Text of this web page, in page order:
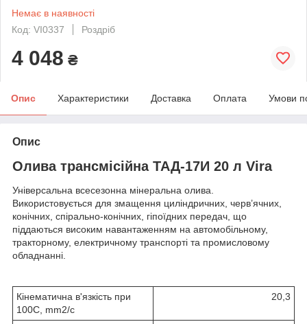
Немає в наявності
Код: VI0337
Роздріб
4 048 ₴
Опис Характеристики Доставка Оплата Умови
Опис
Олива трансмісійна ТАД-17И 20 л Vira
Універсальна всесезонна мінеральна олива.
Використовується для змащення циліндричних, черв’ячних,
конічних, спірально-конічних, гіпоїдних передач, що
піддаються високим навантаженням на автомобільному,
тракторному, електричному транспорті та промисловому
обладнанні.
Кінематична в'язкість при
100С, mm2/с
20,3